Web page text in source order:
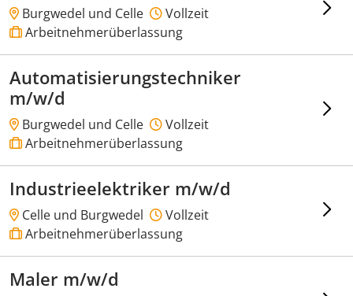
Burgwedel und Celle
Vollzeit
Arbeitnehmerüberlassung
Automatisierungstechniker
m/w/d
Burgwedel und Celle
Vollzeit
Arbeitnehmerüberlassung
Industrieelektriker m/w/d
Celle und Burgwedel
Vollzeit
Arbeitnehmerüberlassung
Maler m/w/d